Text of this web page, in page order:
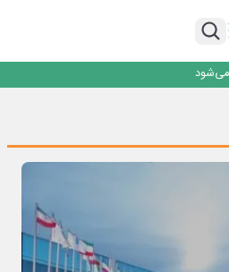
خودزنی می‌کند
می‌شود
امنیت سایبری شد
خودزنی می‌کند